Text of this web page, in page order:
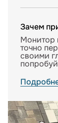
Зачем
Монитор
точно
своими